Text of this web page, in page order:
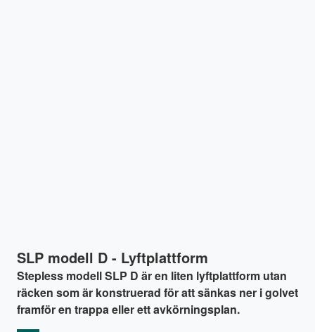
SLP modell D - Lyftplattform
Stepless modell SLP D är en liten lyftplattform utan
räcken som är konstruerad för att sänkas ner i golvet
framför en trappa eller ett avkörningsplan.